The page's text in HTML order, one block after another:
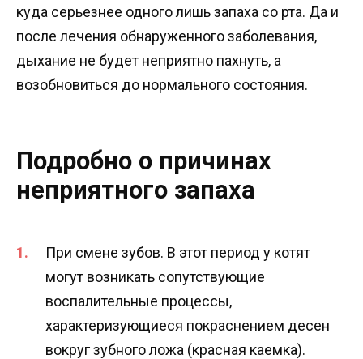
куда серьезнее одного лишь запаха со рта. Да и
после лечения обнаруженного заболевания,
дыхание не будет неприятно пахнуть, а
возобновиться до нормального состояния.
Подробно о причинах
неприятного запаха
При смене зубов. В этот период у котят
могут возникать сопутствующие
воспалительные процессы,
характеризующиеся покраснением десен
вокруг зубного ложа (красная каемка).